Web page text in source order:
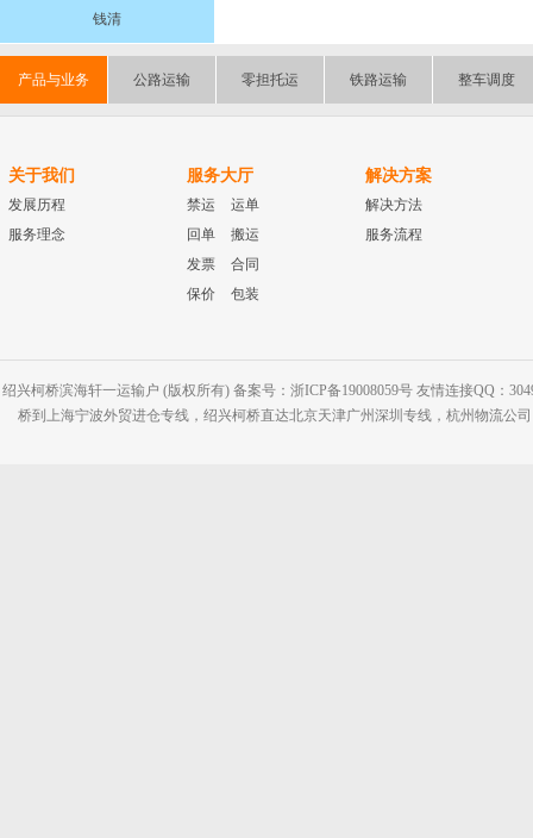
钱清
产品与业务 公路运输 零担托运 铁路运输 整车调度
关于我们
发展历程
服务理念
服务大厅
禁运
运单
回单
搬运
发票
合同
保价
包装
解决方案
解决方法
服务流程
绍兴柯桥滨海轩一运输户 (版权所有) 备案号：浙ICP备19008059号 友情连接QQ：
桥到上海宁波外贸进仓专线，绍兴柯桥直达北京天津广州深圳专线，杭州物流公